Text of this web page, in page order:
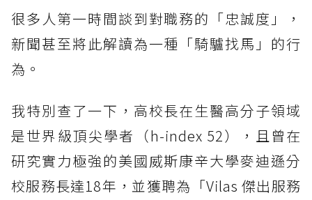
很多人第一時間談到對職務的「忠誠度」，
新聞甚至將此解讀為一種「騎驢找馬」的行
為。
我特別查了一下，高校長在生醫高分子領域
是世界級頂尖學者（h-index 52），且曾在
研究實力極強的美國威斯康辛大學麥迪遜分
校服務長達18年，並獲聘為「Vilas 傑出服務